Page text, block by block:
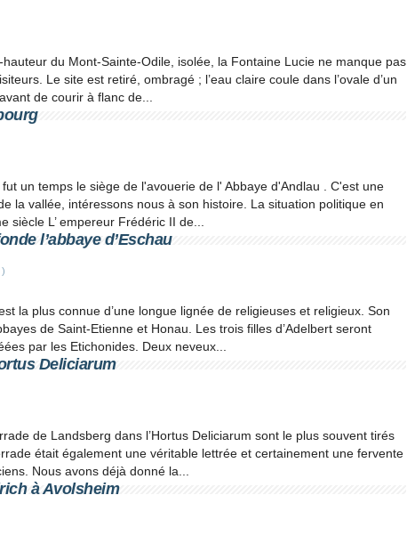
du Mont-Sainte-Odile, isolée, la Fontaine Lucie ne manque pas
Le site est retiré, ombragé ; l’eau claire coule dans l’ovale d’un
de courir à flanc de...
un temps le siège de l'avouerie de l' Abbaye d'Andlau . C'est une
la vallée, intéressons nous à son histoire. La situation politique en
siècle L’ empereur Frédéric II de...
l’abbaye d’Eschau
)
la plus connue d’une longue lignée de religieuses et religieux. Son
de Saint-Etienne et Honau. Les trois filles d’Adelbert seront
par les Etichonides. Deux neveux...
Deliciarum
de Landsberg dans l’Hortus Deliciarum sont le plus souvent tirés
était également une véritable lettrée et certainement une fervente
Nous avons déjà donné la...
à Avolsheim